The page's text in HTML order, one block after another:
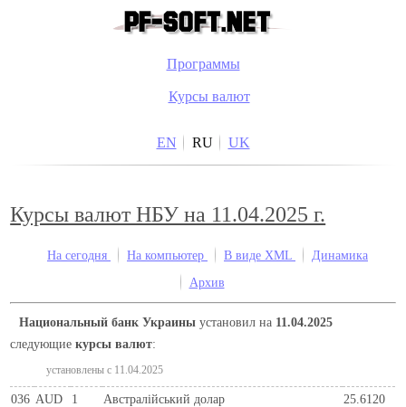
Программы
Курсы валют
EN RU UK
Курсы валют НБУ на 11.04.2025 г.
На сегодня На компьютер В виде XML
Динамика
Архив
Национальный банк Украины установил на 11.04.2025
следующиекурсы валют:
установлены c 11.04.2025
036 AUD 1 Австралійський долар
25.6120